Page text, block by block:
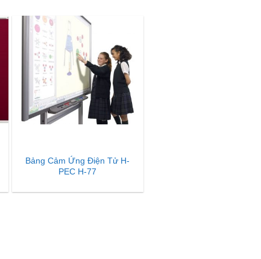
Bảng Cảm Ứng Điện Tử H-
PEC H-77